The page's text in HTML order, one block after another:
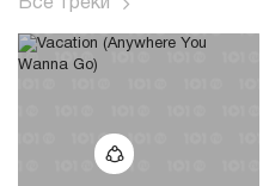
Все треки